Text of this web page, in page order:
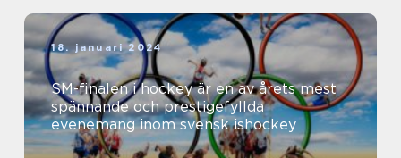
18. januari 2024
SM-finalen i hockey är en av årets mest
spännande och prestigefyllda
evenemang inom svensk ishockey